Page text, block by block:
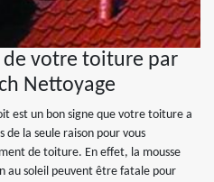
votre toiture par
Nettoyage
est un bon signe que votre toiture a
la seule raison pour vous
de toiture. En effet, la mousse
au soleil peuvent être fatale pour